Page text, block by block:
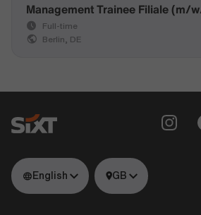
Management Trainee Filiale (m/
Full-time
Berlin, DE
English GB